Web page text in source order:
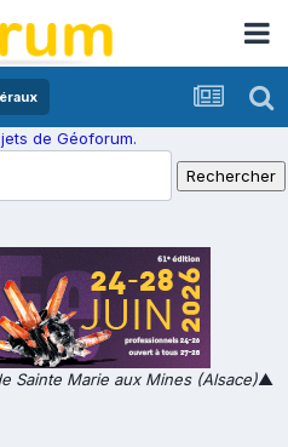
de Géoforum.
Sainte Marie aux Mines (Alsace)▲